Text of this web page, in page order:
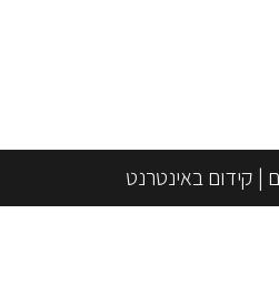
| קידום באינטרנט